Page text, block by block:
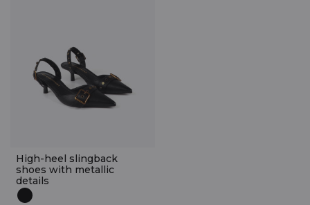
High-heel slingback
shoes with metallic
details